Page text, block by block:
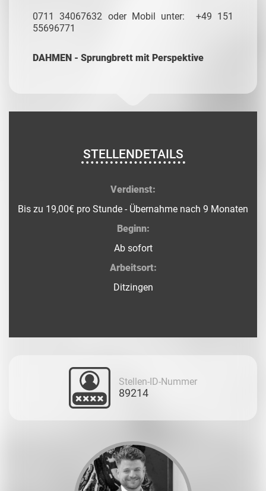
0711 34067632 oder Mobil unter: +49 151
55696771
DAHMEN - Sprungbrett mit Perspektive
STELLENDETAILS
Verdienst:
Bis zu 19,00€ pro Stunde - Übernahme nach 9 Monaten
Beginn:
Ab sofort
Arbeitsort:
Ditzingen
Stellen-ID-Nummer
89214